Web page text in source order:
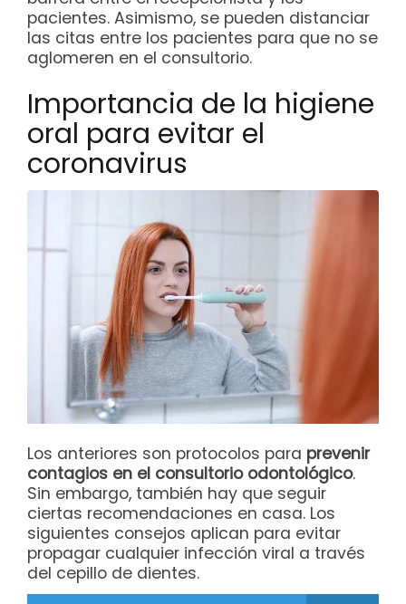
pacientes. Asimismo, se pueden distanciar
las citas entre los pacientes para que no se
aglomeren en el consultorio.
Importancia de la higiene
oral para evitar el
coronavirus
Los anteriores son protocolos para prevenir
contagios en el consultorio odontológico.
Sin embargo, también hay que seguir
ciertas recomendaciones en casa. Los
siguientes consejos aplican para evitar
propagar cualquier infección viral a través
del cepillo de dientes.